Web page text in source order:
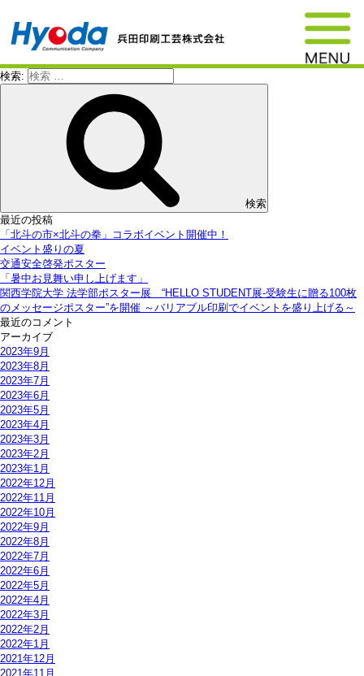
検索:
検索
最近の投稿
「北斗の市×北斗の拳」コラボイベント開催中！
イベント盛りの夏
交通安全啓発ポスター
「暑中お見舞い申し上げます」
関西学院大学 法学部ポスター展 “HELLO STUDENT展-受験生に贈る100枚
のメッセージポスター”を開催 ～バリアブル印刷でイベントを盛り上げる～
最近のコメント
アーカイブ
2023年9月
2023年8月
2023年7月
2023年6月
2023年5月
2023年4月
2023年3月
2023年2月
2023年1月
2022年12月
2022年11月
2022年10月
2022年9月
2022年8月
2022年7月
2022年6月
2022年5月
2022年4月
2022年3月
2022年2月
2022年1月
2021年12月
2021年11月